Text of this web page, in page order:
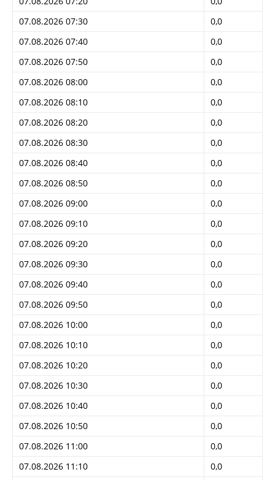
07.08.2026 07:30
0,0
07.08.2026 07:40
0,0
07.08.2026 07:50
0,0
07.08.2026 08:00
0,0
07.08.2026 08:10
0,0
07.08.2026 08:20
0,0
07.08.2026 08:30
0,0
07.08.2026 08:40
0,0
07.08.2026 08:50
0,0
07.08.2026 09:00
0,0
07.08.2026 09:10
0,0
07.08.2026 09:20
0,0
07.08.2026 09:30
0,0
07.08.2026 09:40
0,0
07.08.2026 09:50
0,0
07.08.2026 10:00
0,0
07.08.2026 10:10
0,0
07.08.2026 10:20
0,0
07.08.2026 10:30
0,0
07.08.2026 10:40
0,0
07.08.2026 10:50
0,0
07.08.2026 11:00
0,0
07.08.2026 11:10
0,0